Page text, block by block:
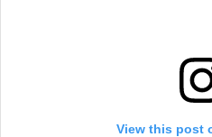
View this post